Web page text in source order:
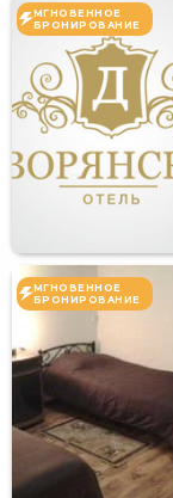
МГНОВЕННОЕ
БРОНИРОВАНИЕ
МГНОВЕННОЕ
БРОНИРОВАНИЕ